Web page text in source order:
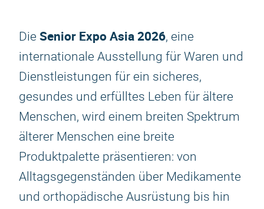
Die Senior Expo Asia 2026, eine
internationale Ausstellung für Waren und
Dienstleistungen für ein sicheres,
gesundes und erfülltes Leben für ältere
Menschen, wird einem breiten Spektrum
älterer Menschen eine breite
Produktpalette präsentieren: von
Alltagsgegenständen über Medikamente
und orthopädische Ausrüstung bis hin